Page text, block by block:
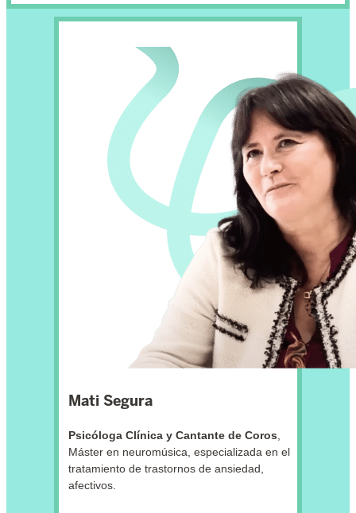
Mati Segura
Psicóloga Clínica y Cantante de Coros,
Máster en neuromúsica, especializada en el
tratamiento de trastornos de ansiedad,
afectivos.